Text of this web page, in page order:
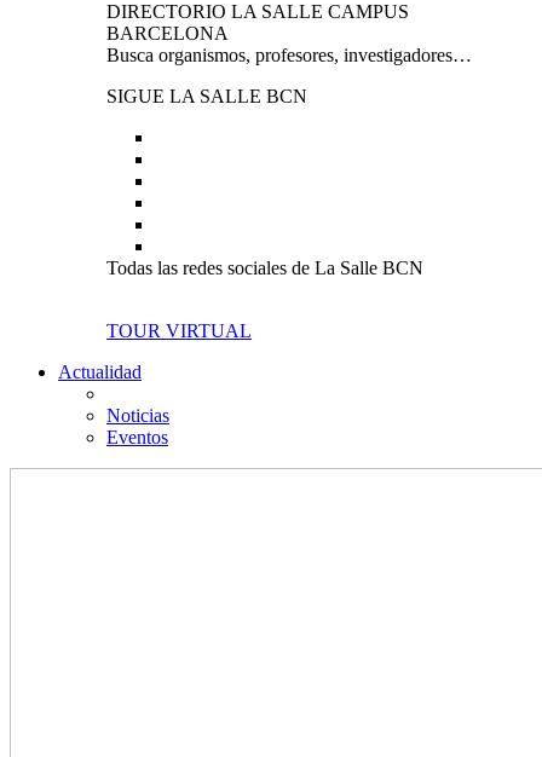
DIRECTORIO LA SALLE CAMPUS
BARCELONA
Busca organismos, profesores, investigadores…
SIGUE LA SALLE BCN
Todas las redes sociales de La Salle BCN
TOUR VIRTUAL
Actualidad
Noticias
Eventos